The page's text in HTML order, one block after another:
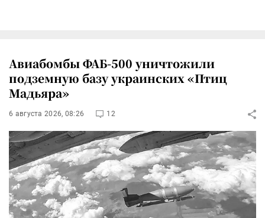
Авиабомбы ФАБ-500 уничтожили
подземную базу украинских «Птиц
Мадьяра»
6 августа 2026, 08:26 12